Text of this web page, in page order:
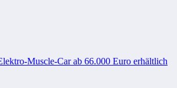
Muscle-Car ab 66.000 Euro erhältlich